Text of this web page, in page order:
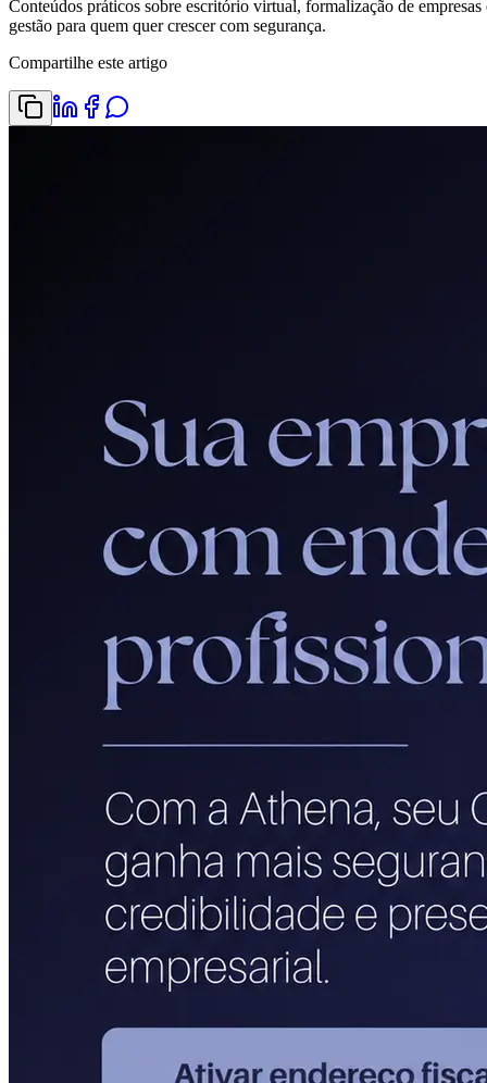
Conteúdos práticos sobre escritório virtual, formalização de empresas
gestão para quem quer crescer com segurança.
Compartilhe este artigo